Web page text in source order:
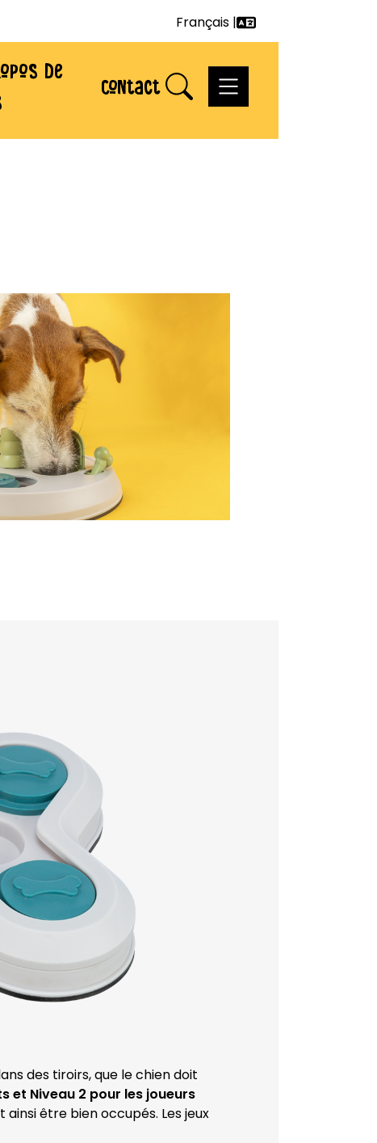
Français |
Deutsch
English
Français
de
Contact
des tiroirs, que le chien doit
et Niveau 2 pour les joueurs
être bien occupés. Les jeux